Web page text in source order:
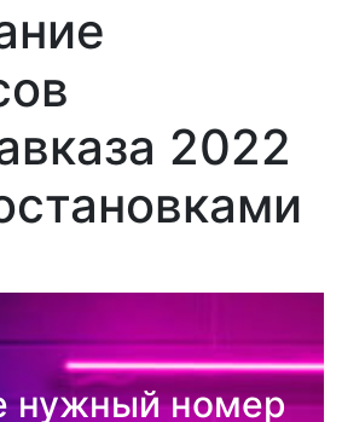
2022
нужный номер